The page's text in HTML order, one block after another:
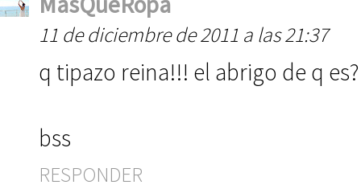
11 de diciembre de 2011 a las 21:37
q tipazo reina!!! el abrigo de q
bss
RESPONDER